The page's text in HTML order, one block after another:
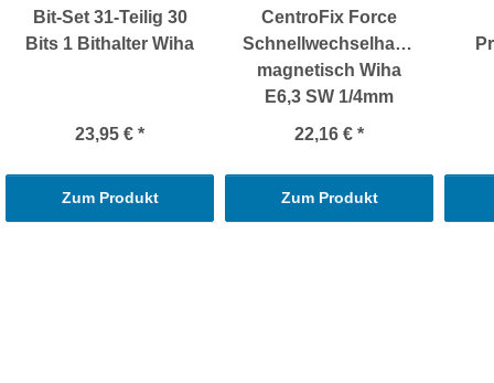
Bit-Set 31-Teilig 30
Bits 1 Bithalter Wiha
23,95 € *
Zum Produkt
CentroFix Force
Schnellwechselhalter
magnetisch Wiha
E6,3 SW 1/4mm
22,16 € *
Zum Produkt